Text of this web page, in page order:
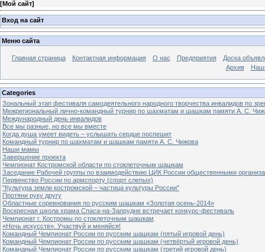
[Мой сайт]
Вход на сайт
Меню сайта
Главная страница Контактная информация О нас Предприятия
Доска
Архив
Categories
Зональный этап фестиваля самодеятельного народного творчества инвалидов по
Межрегиональный лично-командный турнир по шахматам и шашкам памяти А. С.
Международный день инвалидов
Все мы разные, но все мы вместе
Когда душа умеет видеть – услышать сердце поспешит
Командный турнир по шахматам и шашкам памяти А. С. Чижова
Наши мамы
Завершение проекта
Чемпионат Костромской области по стоклеточным шашкам
Заседание Рабочей группы по взаимодействию ЦИК России общественными
Первенство России по армспорту (спорт слепых)
"Культура земли костромской – частица культуры России"
Протяни руку другу
Областные соревнования по русским шашкам «Золотая осень-2014»
Воскресная школа храма Спаса-на-Запрудне встречает конкурс-фестиваль
Чемпионат г. Костромы по стоклеточным шашкам
«Ночь искусств». Участвуй и меняйся!
Командный Чемпионат России по русским шашкам (пятый игровой день)
Командный Чемпионат России по русским шашкам (четвёртый игровой день)
Командный Чемпионат России по русским шашкам (третий игровой день)